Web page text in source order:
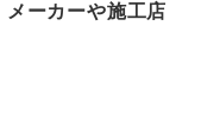
メーカーや施工店